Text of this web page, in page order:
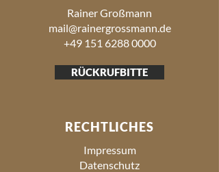
Rainer Großmann
mail@rainergrossmann.de
+49 151 6288 0000
RÜCKRUFBITTE
RECHTLICHES
Impressum
Datenschutz